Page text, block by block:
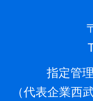
指定管
（代表企業⻄